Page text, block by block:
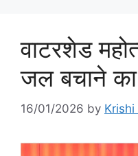
वाटरशेड
जल बचाने
16/01/2026 by